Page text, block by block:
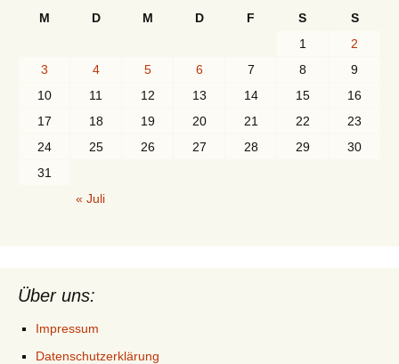
M
D M D F S
S
1
2
3
4 5 6 7 8
9
10
11 12 13 14 15
16
17
18 19 20 21 22
23
24
25 26 27 28 29
30
31
« Juli
Über uns:
Impressum
Datenschutzerklärung